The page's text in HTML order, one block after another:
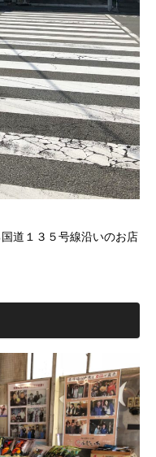
道１３５号線沿いのお店